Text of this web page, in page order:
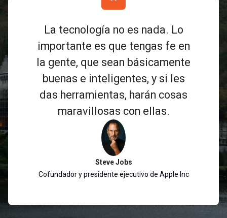
La tecnología no es nada. Lo
importante es que tengas fe en
la gente, que sean básicamente
buenas e inteligentes, y si les
das herramientas, harán cosas
maravillosas con ellas.
Steve Jobs
Cofundador y presidente ejecutivo de Apple Inc